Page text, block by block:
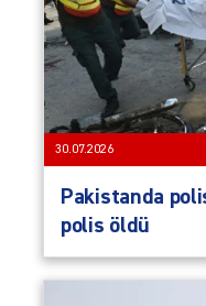
30.07.2026
Pakistanda
polis öldü